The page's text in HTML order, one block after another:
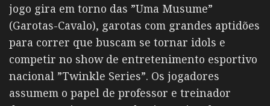
jogo gira em torno das ”Uma Musume”
(Garotas-Cavalo), garotas com grandes aptidões
para correr que buscam se tornar idols e
competir no show de entretenimento esportivo
nacional ”Twinkle Series”. Os jogadores
assumem o papel de professor e treinador